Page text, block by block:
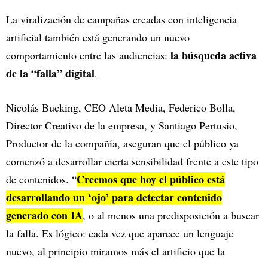
La viralización de campañas creadas con inteligencia
artificial también está generando un nuevo
comportamiento entre las audiencias: la búsqueda activa
de la “falla” digital.
Nicolás Bucking, CEO Aleta Media, Federico Bolla,
Director Creativo de la empresa, y Santiago Pertusio,
Productor de la compañía, aseguran que el público ya
comenzó a desarrollar cierta sensibilidad frente a este tipo
de contenidos. “Creemos que hoy el público está
desarrollando un ‘ojo’ para detectar contenido
generado con IA, o al menos una predisposición a buscar
la falla. Es lógico: cada vez que aparece un lenguaje
nuevo, al principio miramos más el artificio que la